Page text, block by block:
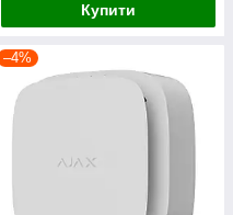
Купити
–4%